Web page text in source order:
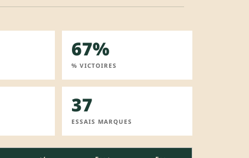
67%
% VICTOIRES
37
ESSAIS MARQUES